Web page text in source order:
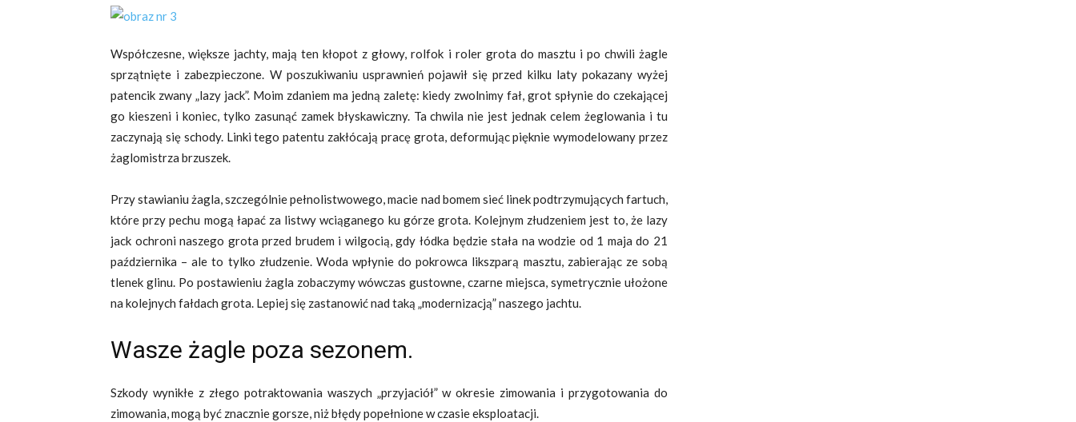
Współczesne, większe jachty, mają ten kłopot z głowy, rolfok i roler grota do masztu i po chwili żagle
sprzątnięte i zabezpieczone. W poszukiwaniu usprawnień pojawił się przed kilku laty pokazany wyżej
patencik zwany „lazy jack”. Moim zdaniem ma jedną zaletę: kiedy zwolnimy fał, grot spłynie do czekającej
go kieszeni i koniec, tylko zasunąć zamek błyskawiczny. Ta chwila nie jest jednak celem żeglowania i tu
zaczynają się schody. Linki tego patentu zakłócają pracę grota, deformując pięknie wymodelowany przez
żaglomistrza brzuszek.
Przy stawianiu żagla, szczególnie pełnolistwowego, macie nad bomem sieć linek podtrzymujących fartuch,
które przy pechu mogą łapać za listwy wciąganego ku górze grota. Kolejnym złudzeniem jest to, że lazy
jack ochroni naszego grota przed brudem i wilgocią, gdy łódka będzie stała na wodzie od 1 maja do 21
października – ale to tylko złudzenie. Woda wpłynie do pokrowca likszparą masztu, zabierając ze sobą
tlenek glinu. Po postawieniu żagla zobaczymy wówczas gustowne, czarne miejsca, symetrycznie ułożone
na kolejnych fałdach grota. Lepiej się zastanowić nad taką „modernizacją” naszego jachtu.
Wasze żagle poza sezonem.
Szkody wynikłe z złego potraktowania waszych „przyjaciół” w okresie zimowania i przygotowania do
zimowania, mogą być znacznie gorsze, niż błędy popełnione w czasie eksploatacji.